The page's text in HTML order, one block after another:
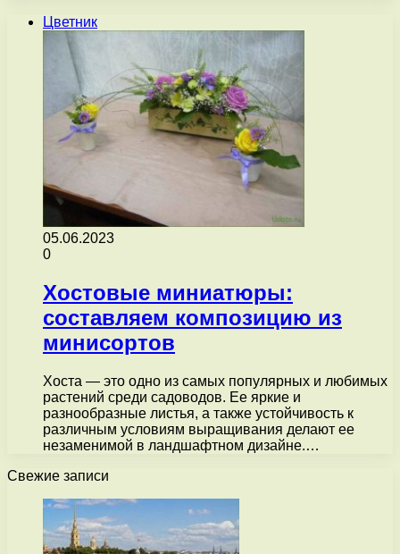
Цветник
05.06.2023
0
Хостовые миниатюры:
составляем композицию из
минисортов
Хоста — это одно из самых популярных и любимых
растений среди садоводов. Ее яркие и
разнообразные листья, а также устойчивость к
различным условиям выращивания делают ее
незаменимой в ландшафтном дизайне.…
Свежие записи